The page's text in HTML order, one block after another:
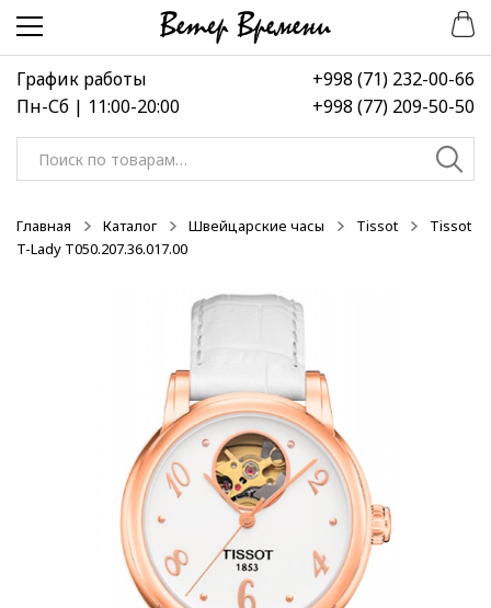
Перейти
навигации
Перейти
содержимому
График работы
Пн-Сб | 11:00-20:00
+998 (71) 232-00-66
+998 (77) 209-50-50
Искать:
Главная Каталог Швейцарские часы Tissot
Tissot
T-Lady T050.207.36.017.00
-50%
-50%
-50%